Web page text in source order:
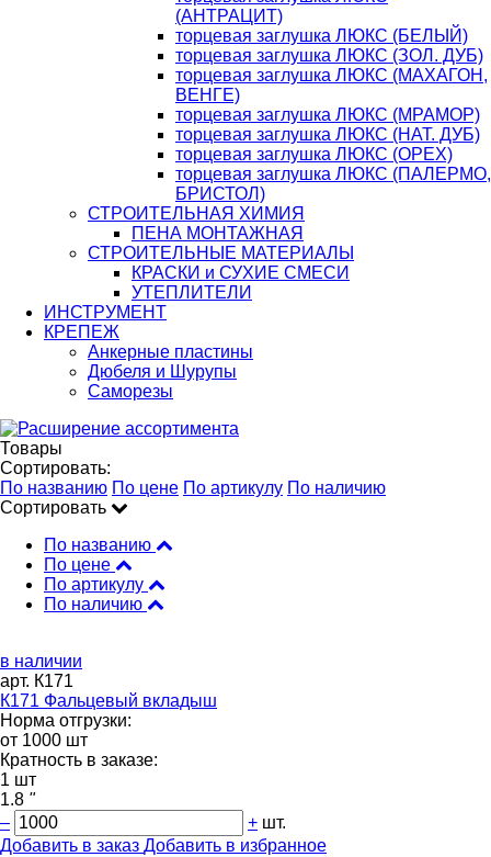
(АНТРАЦИТ)
торцевая заглушка ЛЮКС (БЕЛЫЙ)
торцевая заглушка ЛЮКС (ЗОЛ. ДУБ)
торцевая заглушка ЛЮКС (МАХАГОН,
ВЕНГЕ)
торцевая заглушка ЛЮКС (МРАМОР)
торцевая заглушка ЛЮКС (НАТ. ДУБ)
торцевая заглушка ЛЮКС (ОРЕХ)
торцевая заглушка ЛЮКС (ПАЛЕРМО,
БРИСТОЛ)
СТРОИТЕЛЬНАЯ ХИМИЯ
ПЕНА МОНТАЖНАЯ
СТРОИТЕЛЬНЫЕ МАТЕРИАЛЫ
КРАСКИ и СУХИЕ СМЕСИ
УТЕПЛИТЕЛИ
ИНСТРУМЕНТ
КРЕПЕЖ
Анкерные пластины
Дюбеля и Шурупы
Саморезы
Товары
Сортировать:
По названию По цене По артикулу По наличию
Сортировать
По названию
По цене
По артикулу
По наличию
в наличии
арт. К171
К171 Фальцевый вкладыш
Норма отгрузки:
от 1000 шт
Кратность в заказе:
1 шт
1.8 "
–
+ шт.
Добавить в заказ Добавить в избранное